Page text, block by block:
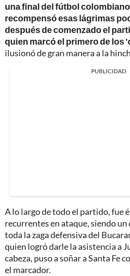
una final del fútbol
recompensó esas lágrimas
después de comenzado el
quien marcó el primero de los
ilusionó de gran manera a la
PUBLICIDAD
A lo largo de todo el partido, fue
recurrentes en ataque, siendo un
toda la zaga defensiva del
quien logró darle la asistencia a
cabeza, puso a soñar a Santa Fe
el marcador.